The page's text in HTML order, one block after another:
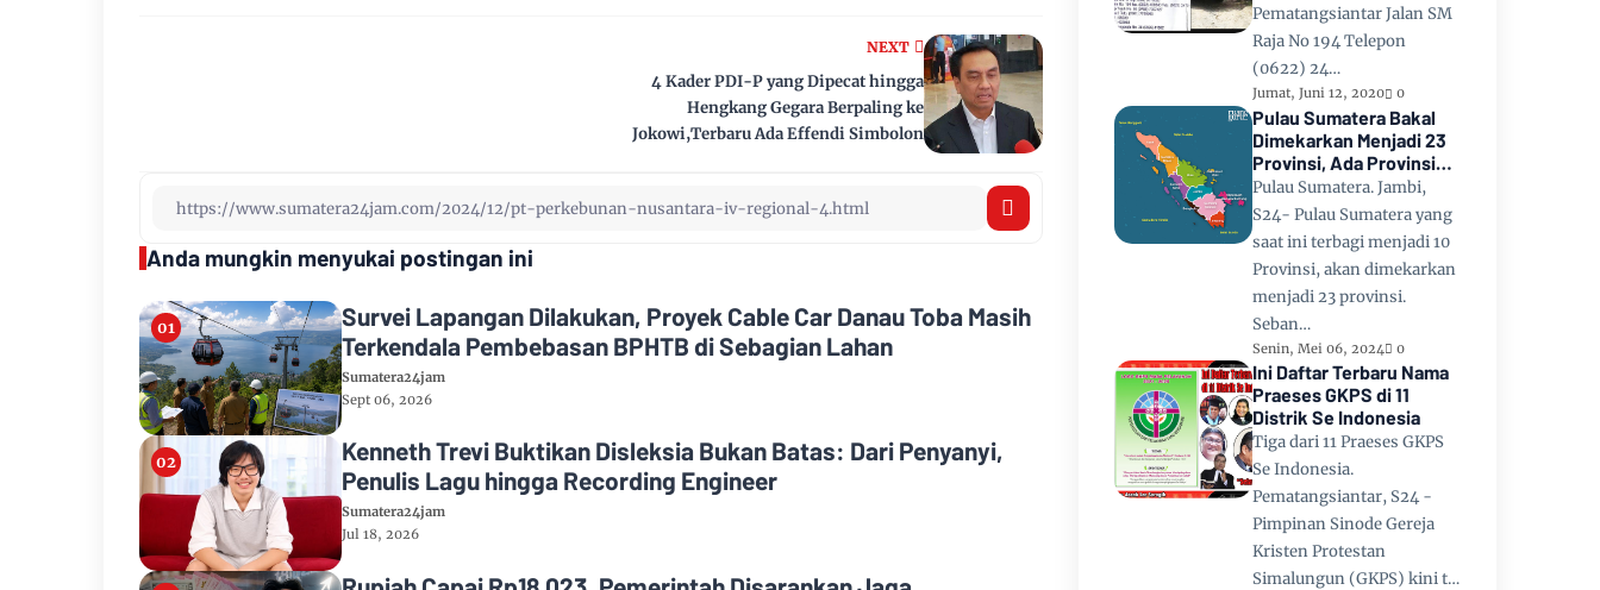
NEXT
4 Kader PDI-P yang Dipecat hingga
Hengkang Gegara Berpaling ke
Jokowi,Terbaru Ada Effendi Simbolon
Anda mungkin menyukai postingan ini
Survei Lapangan Dilakukan, Proyek Cable Car Danau Toba Masih
Terkendala Pembebasan BPHTB di Sebagian Lahan
Sumatera24jam
Sept 06, 2026
Kenneth Trevi Buktikan Disleksia Bukan Batas: Dari Penyanyi,
Penulis Lagu hingga Recording Engineer
Sumatera24jam
Jul 18, 2026
Pematangsiantar Jalan SM
Raja No 194 Telepon
(0622) 24…
Jumat, Juni 12, 2020 0
Pulau Sumatera Bakal
Dimekarkan Menjadi 23
Provinsi, Ada Provinsi
Toba Raya dan Provinsi
Tapanuli
Pulau Sumatera. Jambi,
S24- Pulau Sumatera yang
saat ini terbagi menjadi 10
Provinsi, akan dimekarkan
menjadi 23 provinsi.
Seban…
Senin, Mei 06, 2024 0
Ini Daftar Terbaru Nama
Praeses GKPS di 11
Distrik Se Indonesia
Tiga dari 11 Praeses GKPS
Se Indonesia.
Pematangsiantar, S24 -
Pimpinan Sinode Gereja
Kristen Protestan
Simalungun (GKPS) kini t…